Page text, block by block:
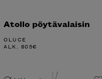
Atollo pöytävalaisin
OLUCE
ALK. 805€